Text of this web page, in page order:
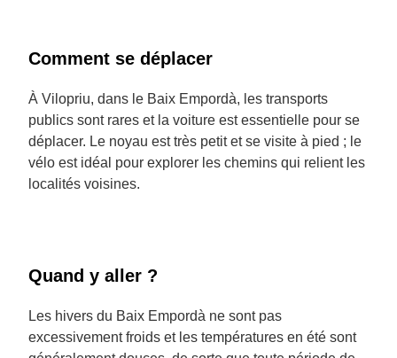
Comment se déplacer
À Vilopriu, dans le Baix Empordà, les transports
publics sont rares et la voiture est essentielle pour se
déplacer. Le noyau est très petit et se visite à pied ; le
vélo est idéal pour explorer les chemins qui relient les
localités voisines.
Quand y aller ?
Les hivers du Baix Empordà ne sont pas
excessivement froids et les températures en été sont